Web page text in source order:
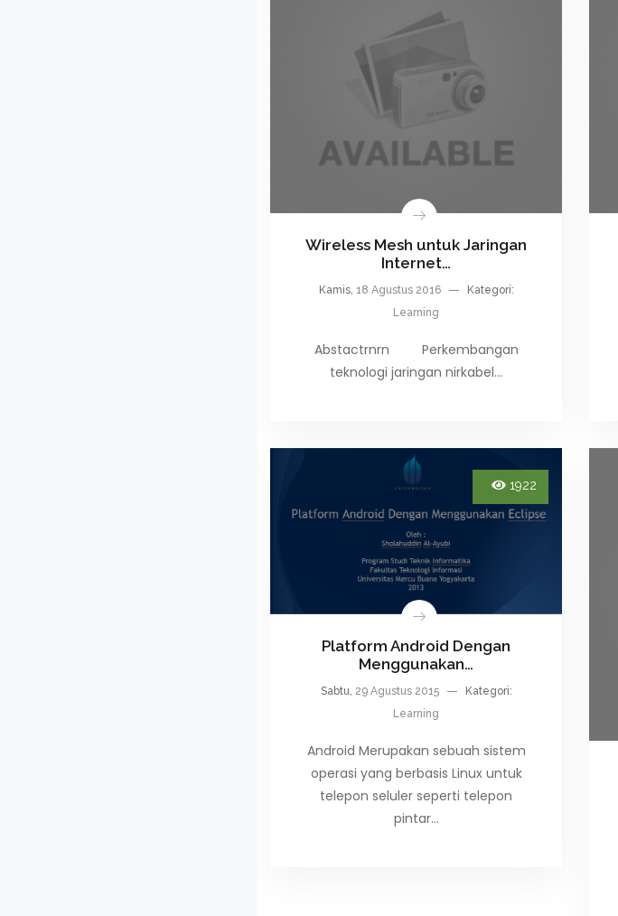
Wireless Mesh untuk Jaringan
Internet…
Kamis, 18 Agustus 2016
Kategori:
Learning
Abstactrnrn Perkembangan
teknologi jaringan nirkabel…
1922
Platform Android Dengan
Menggunakan…
Sabtu, 29 Agustus 2015
Kategori:
Learning
Android Merupakan sebuah sistem
operasi yang berbasis Linux untuk
telepon seluler seperti telepon
pintar…